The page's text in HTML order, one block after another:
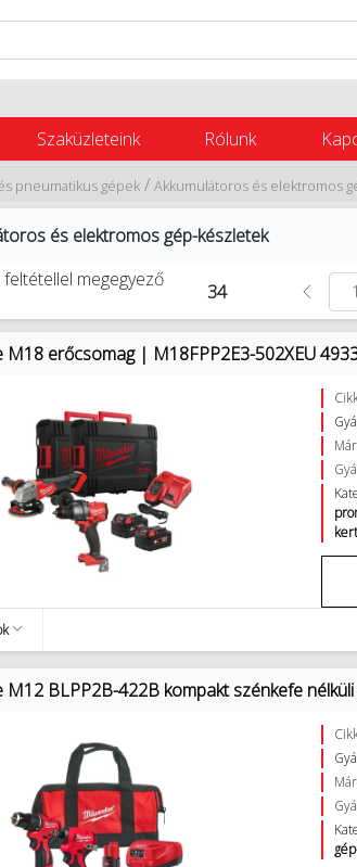
Szaküzleteink Rólunk
Akkumulátoros és elektromos
/
pneumatikus gépek
és elektromos gép-készletek
megegyező
34
M18 erőcsomag | M18FPP2E3-502XEU
M12 BLPP2B-422B kompakt szénkefe